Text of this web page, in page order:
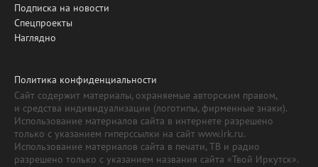
Подписка на новости
Спецпроекты
Наглядно
Политика конфиденциальности
Сайт содержит материалы, охраняемые авторским правом,
и средства индивидуализации (логотипы, фирменные знаки).
Использование материалов сайта в интернете разрешено
только с указанием гиперссылки на сайт www.irk.ru.
Использование материалов сайта в печати, ТВ и радио
разрешено только с указанием названия сайта «Твой Иркутск».